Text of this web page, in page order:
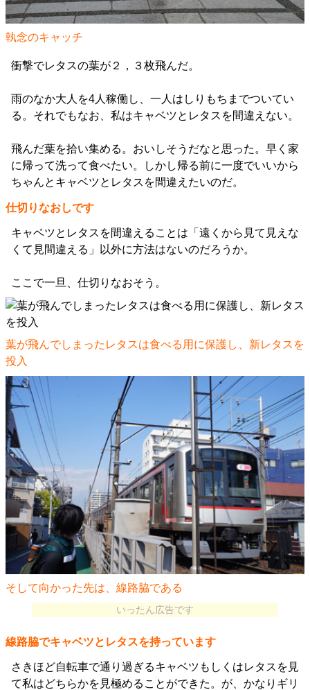
執念のキャッチ
衝撃でレタスの葉が２，３枚飛んだ。
雨のなか大人を4人稼働し、一人はしりもちまでついてい
る。それでもなお、私はキャベツとレタスを間違えない。
飛んだ葉を拾い集める。おいしそうだなと思った。早く家
に帰って洗って食べたい。しかし帰る前に一度でいいから
ちゃんとキャベツとレタスを間違えたいのだ。
仕切りなおしです
キャベツとレタスを間違えることは「遠くから見て見えな
くて見間違える」以外に方法はないのだろうか。
ここで一旦、仕切りなおそう。
葉が飛んでしまったレタスは食べる用に保護し、新レタスを
投入
そして向かった先は、線路脇である
いったん広告です
線路脇でキャベツとレタスを持っています
さきほど自転車で通り過ぎるキャベツもしくはレタスを見
て私はどちらかを見極めることができた。が、かなりギリ